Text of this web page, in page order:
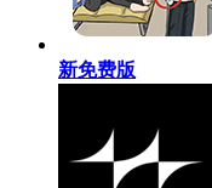
新免费版